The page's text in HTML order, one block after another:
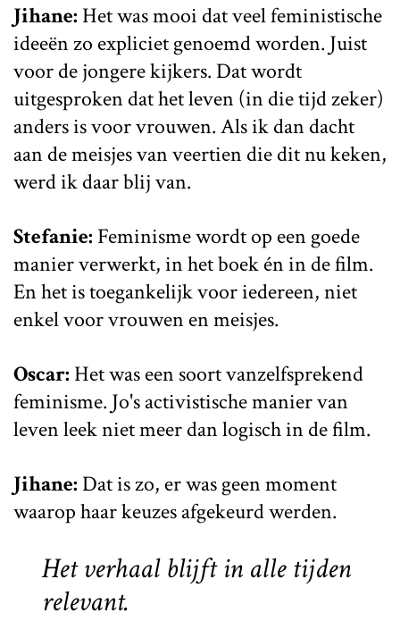
Jihane: Het was mooi dat veel feministische
ideeën zo expliciet genoemd worden. Juist
voor de jongere kijkers. Dat wordt
uitgesproken dat het leven (in die tijd zeker)
anders is voor vrouwen. Als ik dan dacht
aan de meisjes van veertien die dit nu keken,
werd ik daar blij van.
Stefanie: Feminisme wordt op een goede
manier verwerkt, in het boek én in de film.
En het is toegankelijk voor iedereen, niet
enkel voor vrouwen en meisjes.
Oscar: Het was een soort vanzelfsprekend
feminisme. Jo's activistische manier van
leven leek niet meer dan logisch in de film.
Jihane: Dat is zo, er was geen moment
waarop haar keuzes afgekeurd werden.
Het verhaal blijft in alle tijden
relevant.